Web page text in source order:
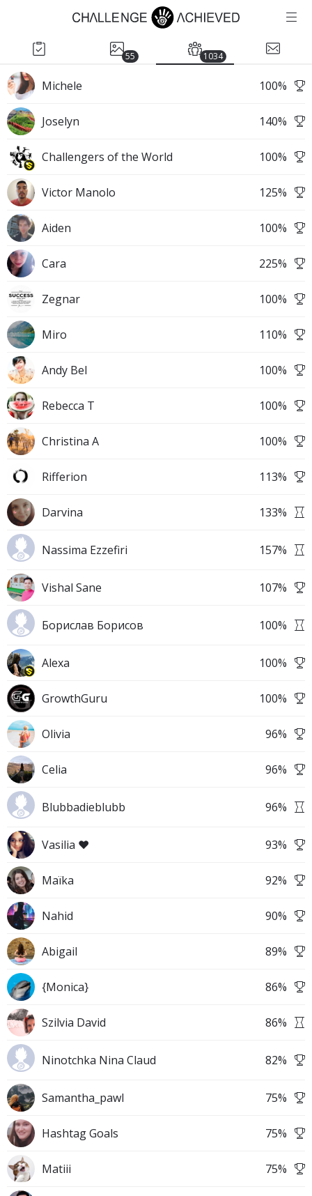
55 1034
Michele 100%
Joselyn 140%
Challengers of the World 100%
Victor Manolo 125%
Aiden 100%
Cara 225%
Zegnar 100%
Miro 110%
Andy Bel 100%
Rebecca T 100%
Christina A 100%
Rifferion 113%
Darvina 133%
Nassima Ezzefiri 157%
Vishal Sane 107%
Борислав Борисов 100%
Alexa 100%
GrowthGuru 100%
Olivia 96%
Celia 96%
Blubbadieblubb 96%
Vasilia ❤️ 93%
Maïka 92%
Nahid 90%
Abigail 89%
{Monica} 86%
Szilvia David 86%
Ninotchka Nina Claud 82%
Samantha_pawl 75%
Hashtag Goals 75%
Matiii 75%